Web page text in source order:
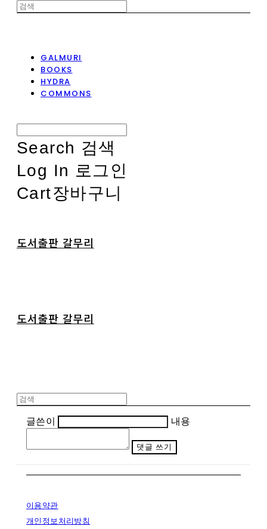
GALMURI
BOOKS
HYDRA
COMMONS
Search 검색
Log In 로그인
Cart장바구니
도서출판 갈무리
도서출판 갈무리
글쓴이 내용
댓글 쓰기
이용약관
개인정보처리방침